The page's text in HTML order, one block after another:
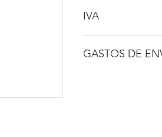
IVA
GASTOS DE